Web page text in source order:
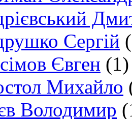
Сергій
Євген (1)
Михайло
Володимир